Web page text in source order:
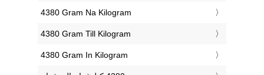
‎4380 Gram Na Kilogram
‎4380 Gram Till Kilogram
‎4380 Gram In Kilogram